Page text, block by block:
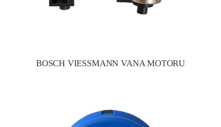
BOSCH VIESSMANN VANA MOTORU